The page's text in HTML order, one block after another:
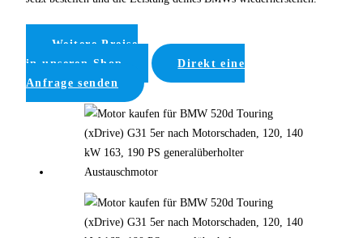
Weitere Preise
in unseren Shop
Direkt eine
Anfrage senden